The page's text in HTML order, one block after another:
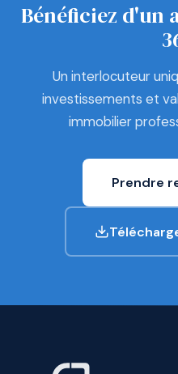
Bénéficiez d'un
Un interlocuteur
investissements et
immobilier
Prendre